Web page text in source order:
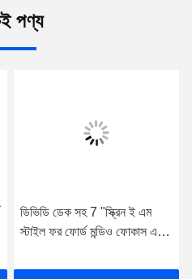
পণ্য
ডিভিডি ডেক সহ 7 "স্ক্রিন ই এম
স্টাইল ফর ফোর্ড মন্ডিও ফোকাস এস-
2014